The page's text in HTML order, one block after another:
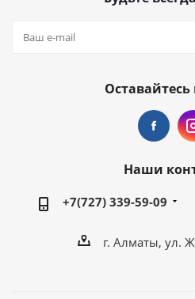
Оставайтесь
Наши
+7(727) 339-59-09
г. Алматы, ул.